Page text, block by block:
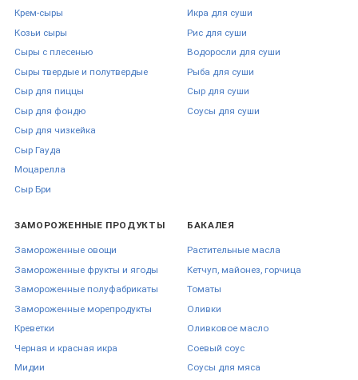
Крем-сыры
Козьи сыры
Сыры с плесенью
Сыры твердые и полутвердые
Сыр для пиццы
Сыр для фондю
Сыр для чизкейка
Сыр Гауда
Моцарелла
Сыр Бри
Икра для суши
Рис для суши
Водоросли для суши
Рыба для суши
Сыр для суши
Соусы для суши
ЗАМОРОЖЕННЫЕ ПРОДУКТЫ
Замороженные овощи
Замороженные фрукты и ягоды
Замороженные полуфабрикаты
Замороженные морепродукты
Креветки
Черная и красная икра
Мидии
БАКАЛЕЯ
Растительные масла
Кетчуп, майонез, горчица
Томаты
Оливки
Оливковое масло
Соевый соус
Соусы для мяса